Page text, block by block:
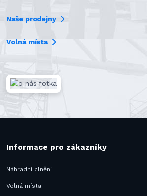
Naše prodejny
Volná místa
Informace pro zákazníky
Náhradní plnění
Volná místa